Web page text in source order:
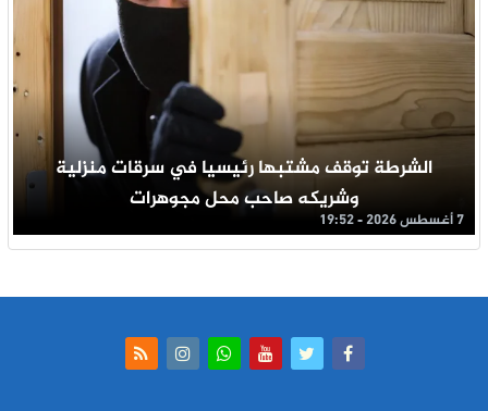
الشرطة توقف مشتبها رئيسيا في سرقات منزلية
وشريكه صاحب محل مجوهرات
7 أغسطس 2026 - 19:52